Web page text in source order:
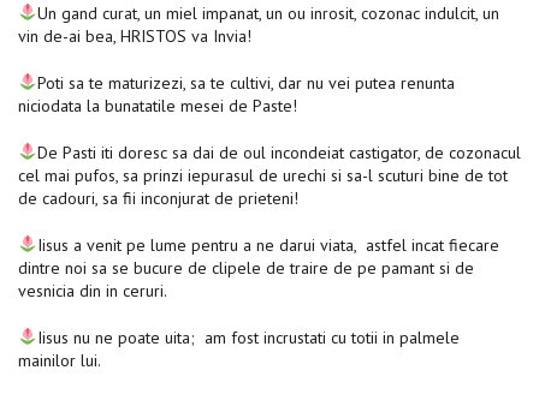
Un gand curat, un miel impanat, un ou inrosit, cozonac indulcit, un
vin de-ai bea, HRISTOS va Invia!
Poti sa te maturizezi, sa te cultivi, dar nu vei putea renunta
niciodata la bunatatile mesei de Paste!
De Pasti iti doresc sa dai de oul incondeiat castigator, de cozonacul
cel mai pufos, sa prinzi iepurasul de urechi si sa-l scuturi bine de tot
de cadouri, sa fii inconjurat de prieteni!
Iisus a venit pe lume pentru a ne darui viata, astfel incat fiecare
dintre noi sa se bucure de clipele de traire de pe pamant si de
vesnicia din in ceruri.
Iisus nu ne poate uita; am fost incrustati cu totii in palmele
mainilor lui.